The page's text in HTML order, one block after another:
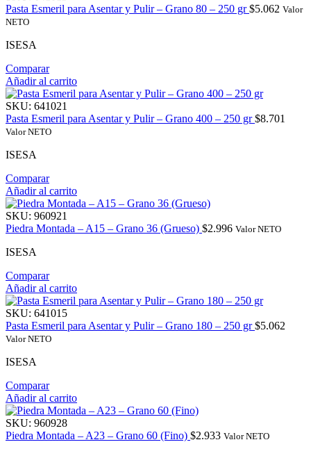
Pasta Esmeril para Asentar y Pulir – Grano 80 – 250 gr$5.062 Valor
NETO
ISESA
Comparar
Añadir al carrito
SKU: 641021
Pasta Esmeril para Asentar y Pulir – Grano 400 – 250 gr$8.701
Valor NETO
ISESA
Comparar
Añadir al carrito
SKU: 960921
Piedra Montada – A15 – Grano 36 (Grueso) $2.996 Valor NETO
ISESA
Comparar
Añadir al carrito
SKU: 641015
Pasta Esmeril para Asentar y Pulir – Grano 180 – 250 gr$5.062
Valor NETO
ISESA
Comparar
Añadir al carrito
SKU: 960928
Piedra Montada – A23 – Grano 60 (Fino) $2.933 Valor NETO